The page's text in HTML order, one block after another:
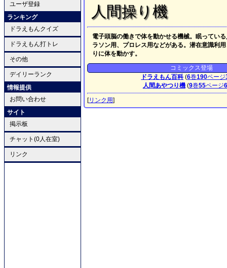
ユーザ登録
ランキング
ドラえもんクイズ
ドラえもん打トレ
その他
デイリーランク
情報提供
お問い合わせ
サイト
掲示板
チャット(0人在室)
リンク
人間操り機
電子頭脳の働きで体を動かせる機械。眠ってい
ラソン用、プロレス用などがある。潜在意識利
りに体を動かす。
コミックス登場
ドラえもん百科(6巻190ページ
人間あやつり機(9巻55ページ6
[リンク用]